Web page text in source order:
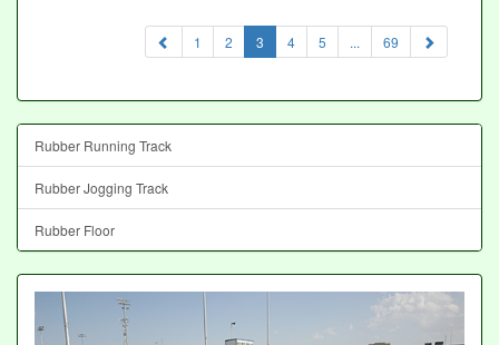
1 2 3 (current)
4 5 ... 69
Rubber Running Track
Rubber Jogging Track
Rubber Floor